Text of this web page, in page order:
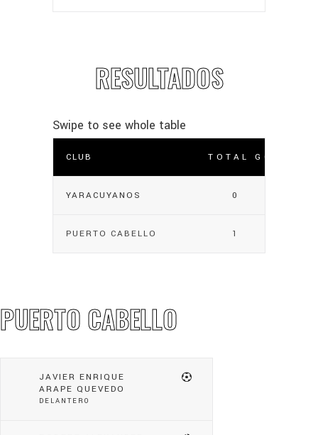
RESULTADOS
CLUB TOTAL GOLES
YARACUYANOS 0
PUERTO CABELLO 1
PUERTO CABELLO
JAVIER ENRIQUE
ARAPE QUEVEDO
DELANTERO